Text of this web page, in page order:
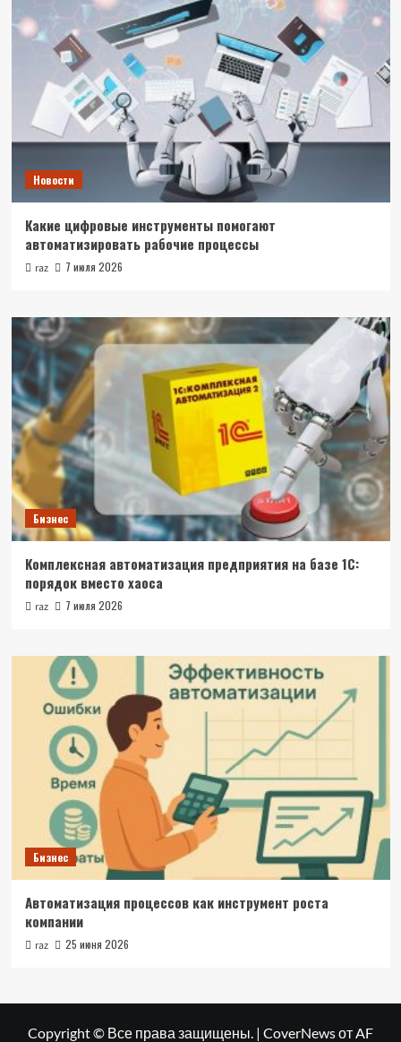
Новости
Какие цифровые инструменты помогают
автоматизировать рабочие процессы
raz 7 июля 2026
Бизнес
Комплексная автоматизация предприятия на базе 1С:
порядок вместо хаоса
raz 7 июля 2026
Бизнес
Автоматизация процессов как инструмент роста
компании
raz 25 июня 2026
Copyright © Все права защищены. | CoverNewsот AF